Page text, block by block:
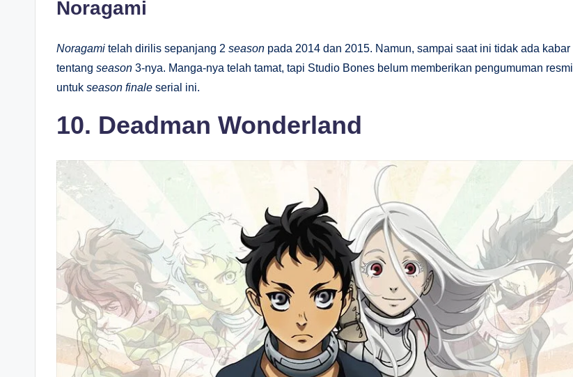
Noragami
Noragami telah dirilis sepanjang 2 season pada 2014 dan 2015. Namun, sampai saat ini tidak ada kabar
tentang season 3-nya. Manga-nya telah tamat, tapi Studio Bones belum memberikan pengumuman resmi
untuk season finale serial ini.
10. Deadman Wonderland